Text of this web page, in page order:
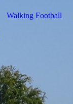
Walking Football